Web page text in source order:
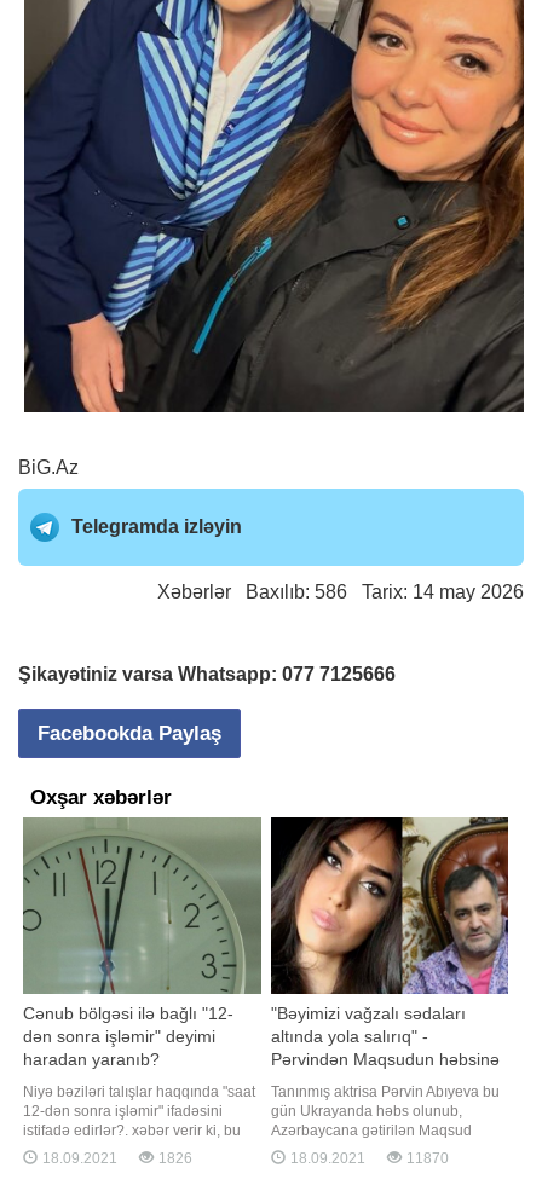
BiG.Az
Telegramda izləyin
Xəbərlər Baxılıb: 586 Tarix: 14 may 2026
Şikayətiniz varsa Whatsapp: 077 7125666
Facebookda Paylaş
Oxşar xəbərlər
Cənub bölgəsi ilə bağlı "12-
dən sonra işləmir" deyimi
haradan yaranıb?
Niyə bəziləri talışlar haqqında "saat
12-dən sonra işləmir" ifadəsini
istifadə edirlər?. xəbər verir ki, bu
barədə aparıcı, nitq təlimçisi Cəlalə
Nəzəroğlu sosial şəbəkədə
18.09.2021 1826
"Bəyimizi vağzalı sədaları
altında yola salırıq" -
Pərvindən Maqsudun həbsinə
reaksiya
Tanınmış aktrisa Pərvin Abıyeva bu
gün Ukrayanda həbs olunub,
Azərbaycana gətirilən Maqsud
Mahmudovla bağlı paylaşım edib. -
a istinadən xəbər verir ki, tanınmış
18.09.2021 11870